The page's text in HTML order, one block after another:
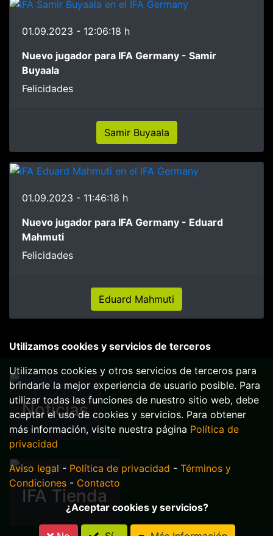
01.09.2023 - 12:06:18 h
Nuevo jugador para IFA Germany - Samir
Buyaala
Felicidades
Samir Buyaala
01.09.2023 - 11:46:18 h
Nuevo jugador para IFA Germany - Eduard
Mahmuti
Felicidades
Eduard Mahmuti
Noticias
IFA Tienda
Utilizamos cookies y servicios de terceros
Utilizamos cookies y otros servicios de terceros para
brindarle la mejor experiencia de usuario posible. Para
utilizar todas las funciones de nuestro sitio web, debe
aceptar el uso de cookies y servicios. Para obtener
más información, visite nuestra página Política de
privacidad
Aviso legal- Política de privacidad - Términos y
Condiciones - Contacto
¿Aceptar cookies y servicios?